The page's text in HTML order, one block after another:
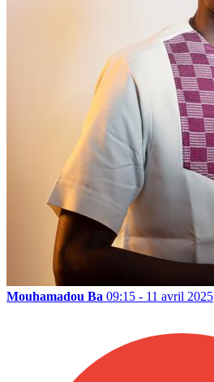
Mouhamadou Ba 09:15 - 11 avril 2025